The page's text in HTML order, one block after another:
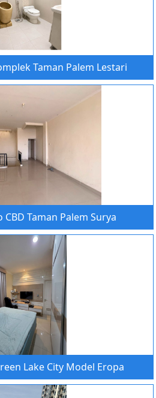
Taman Palem Lestari
Taman Palem Surya
Lake City Model Eropa